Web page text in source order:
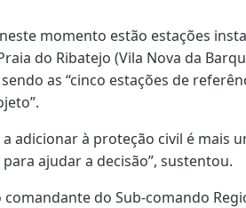
momento estão estações
do Ribatejo (Vila Nova da
as “cinco estações de
adicionar à proteção civil é mais
ajudar a decisão”, sustentou.
comandante do Sub-comando